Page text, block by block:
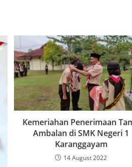
Kemeriahan Penerimaan
Ambalan di SMK Negeri 1
Karanggayam
14 August 2022